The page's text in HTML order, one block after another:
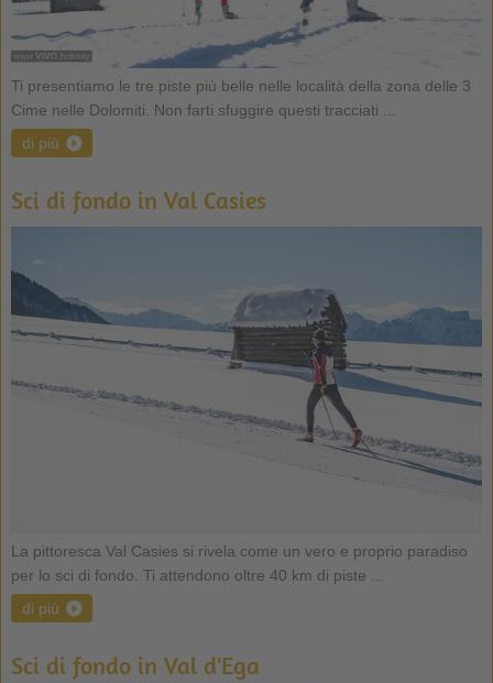
Ti presentiamo le tre piste più belle nelle località della zona delle 3
Cime nelle Dolomiti. Non farti sfuggire questi tracciati ...
di più
Sci di fondo in Val Casies
La pittoresca Val Casies si rivela come un vero e proprio paradiso
per lo sci di fondo. Ti attendono oltre 40 km di piste ...
di più
Sci di fondo in Val d'Ega